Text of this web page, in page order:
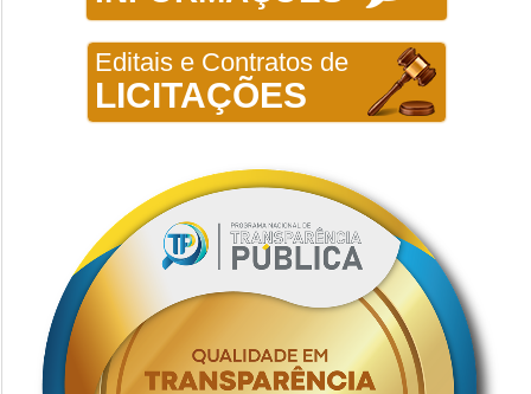
Editais e Contratos de
LICITAÇÕES